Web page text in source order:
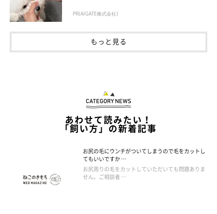
PR(AIGATE株式会社)
もっと見る
あわせて読みたい！
「飼い方」の新着記事
お尻の毛にウンチがついてしまうので毛をカットし
てもいいですか …
お尻周りの毛をカットしていただいても問題ありま
せん。ご相談者 …